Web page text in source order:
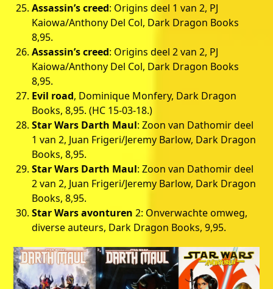
Assassin’s creed: Origins deel 1 van 2, PJ
Kaiowa/Anthony Del Col, Dark Dragon Books
8,95.
Assassin’s creed: Origins deel 2 van 2, PJ
Kaiowa/Anthony Del Col, Dark Dragon Books
8,95.
Evil road, Dominique Monfery, Dark Dragon
Books, 8,95. (HC 15-03-18.)
Star Wars Darth Maul: Zoon van Dathomir deel
1 van 2, Juan Frigeri/Jeremy Barlow, Dark Dragon
Books, 8,95.
Star Wars Darth Maul: Zoon van Dathomir deel
2 van 2, Juan Frigeri/Jeremy Barlow, Dark Dragon
Books, 8,95.
Star Wars avonturen 2: Onverwachte omweg,
diverse auteurs, Dark Dragon Books, 9,95.